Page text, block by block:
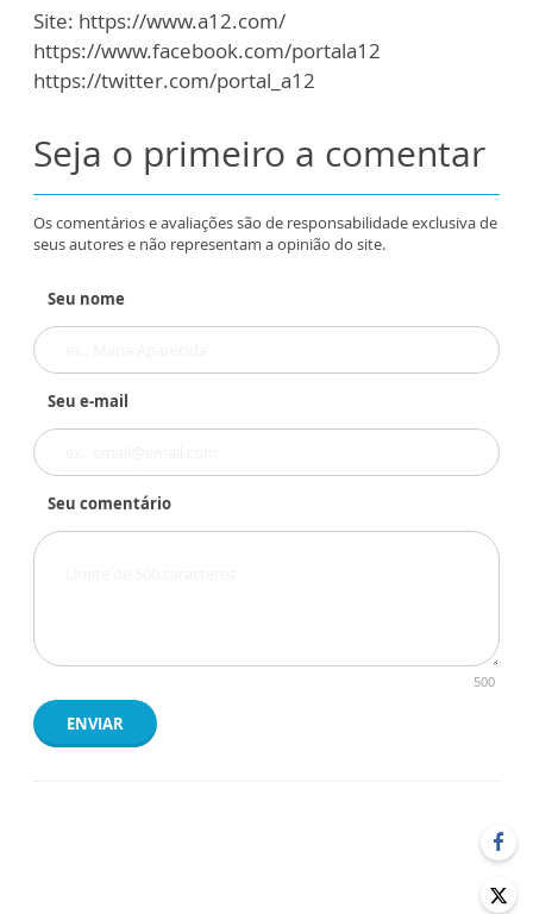
Site: https://www.a12.com/
https://www.facebook.com/portala12
https://twitter.com/portal_a12
Seja o primeiro a comentar
Os comentários e avaliações são de responsabilidade exclusiva de
seus autores e não representam a opinião do site.
Seu nome
Seu e-mail
Seu comentário
500
ENVIAR